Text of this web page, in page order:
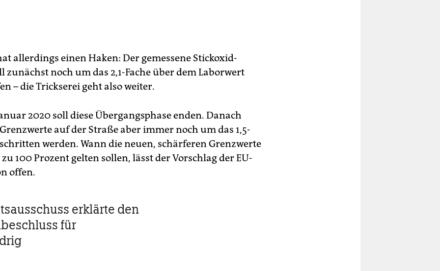
allerdings einen Haken: Der gemessene Stickoxid-
zunächst noch um das 2,1-Fache über dem Laborwert
– die Trickserei geht also weiter.
2020 soll diese Übergangsphase enden. Danach
auf der Straße aber immer noch um das 1,5-
werden. Wann die neuen, schärferen Grenzwerte
100 Prozent gelten sollen, lässt der Vorschlag der EU-
offen.
erklärte den
für